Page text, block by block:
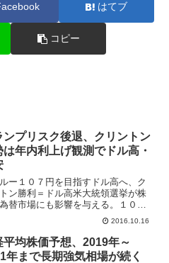
はてブ
コピー
ンプリスク後退、クリントン
は年内利上げ観測でドル高・
ー１０７円を目指すドル高へ、ク
ン勝利＝ドル高米大統領選挙が株
替市場にも影響を与える。１０月
日には一時、１ドル＝１０４円６２
でドル高となり、９月５日ザラバ高
４円１４銭を上回った。テクニカ
ートでは２５日移動...
2016.10.16
平均株価予想、2019年～
年まで長期強気相場が続く